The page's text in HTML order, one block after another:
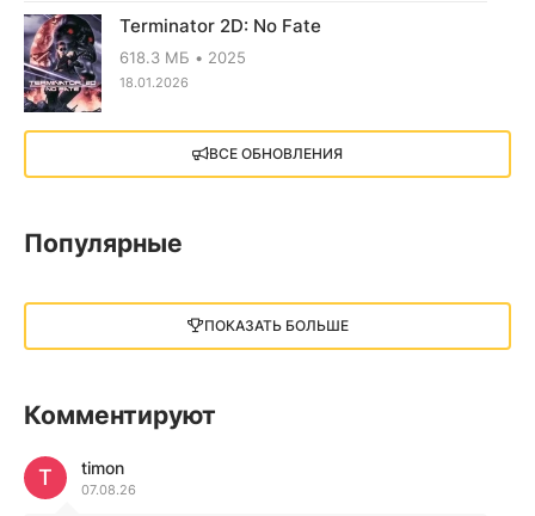
Terminator 2D: No Fate
618.3 МБ 2025
18.01.2026
X4: Foundations (2018)
13.73 GB 2018
13 ГБ 2025
illWill
04.12.2025
ВСЕ ОБНОВЛЕНИЯ
Популярные
ПОКАЗАТЬ БОЛЬШЕ
Комментируют
timon
07.08.26
T